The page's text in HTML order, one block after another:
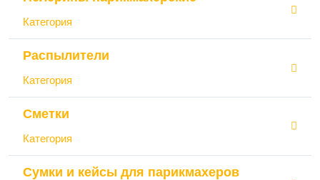
Категория
Распылители
Категория
Сметки
Категория
Сумки и кейсы для парикмахеров